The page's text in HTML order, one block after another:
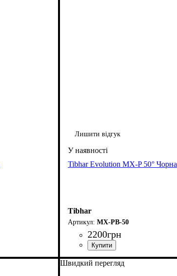
Лишити відгук
Tibhar Evolution MX-P 50° Чорна
Tibhar
MX-PB-50
2200грн
Швидкий перегляд